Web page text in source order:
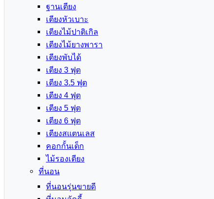
ฐานเตียง
เตียงหัวเบาะ
เตียงไม้ปาติเกิล
เตียงไม้ยางพารา
เตียงพับได้
เตียง 3 ฟุต
เตียง 3.5 ฟุต
เตียง 4 ฟุต
เตียง 5 ฟุต
เตียง 6 ฟุต
เตียงสแตนเลส
คอกกั้นเด็ก
ไม้รองเตียง
ที่นอน
ที่นอนรุ่นขายดี